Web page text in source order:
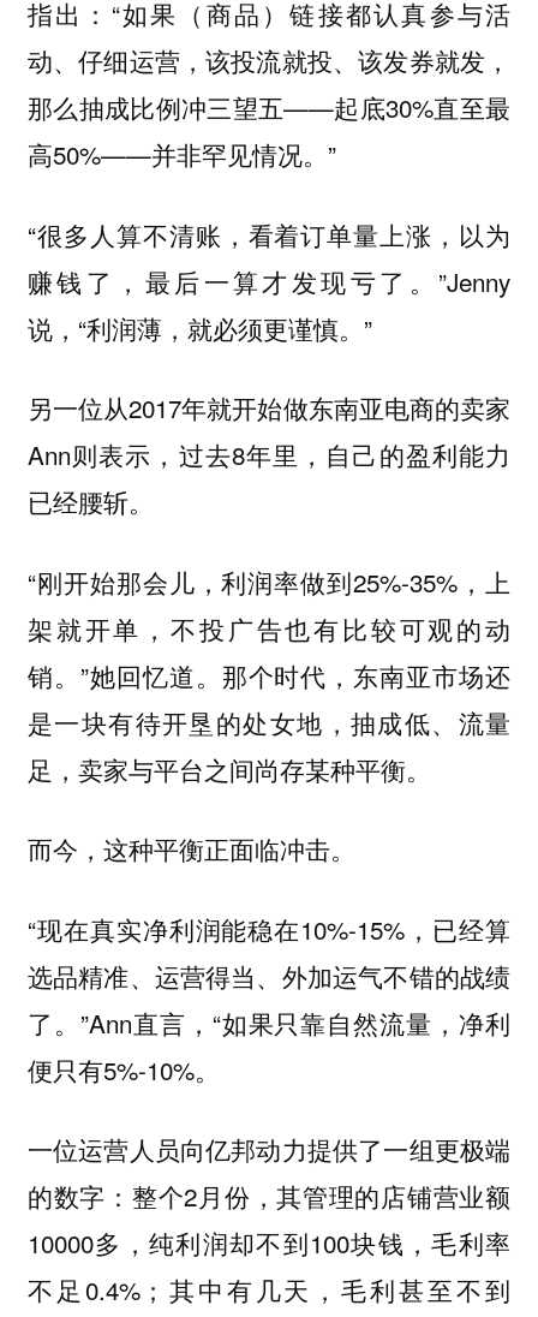
指出：“如果（商品）链接都认真参与活
动、仔细运营，该投流就投、该发券就发，
那么抽成比例冲三望五——起底30%直至最
高50%——并非罕见情况。”
“很多人算不清账，看着订单量上涨，以为
赚钱了，最后一算才发现亏了。”Jenny
说，“利润薄，就必须更谨慎。”
另一位从2017年就开始做东南亚电商的卖家
Ann则表示，过去8年里，自己的盈利能力
已经腰斩。
“刚开始那会儿，利润率做到25%-35%，上
架就开单，不投广告也有比较可观的动
销。”她回忆道。那个时代，东南亚市场还
是一块有待开垦的处女地，抽成低、流量
足，卖家与平台之间尚存某种平衡。
而今，这种平衡正面临冲击。
“现在真实净利润能稳在10%-15%，已经算
选品精准、运营得当、外加运气不错的战绩
了。”Ann直言，“如果只靠自然流量，净利
便只有5%-10%。
一位运营人员向亿邦动力提供了一组更极端
的数字：整个2月份，其管理的店铺营业额
10000多，纯利润却不到100块钱，毛利率
不足0.4%；其中有几天，毛利甚至不到